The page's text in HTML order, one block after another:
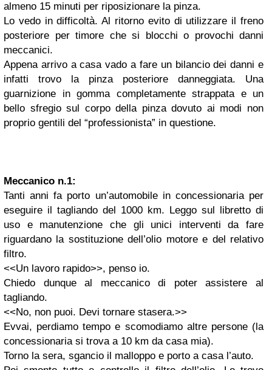
almeno 15 minuti per riposizionare la pinza.
Lo vedo in difficoltà. Al ritorno evito di utilizzare il freno
posteriore per timore che si blocchi o provochi danni
meccanici.
Appena arrivo a casa vado a fare un bilancio dei danni e
infatti trovo la pinza posteriore danneggiata. Una
guarnizione in gomma completamente strappata e un
bello sfregio sul corpo della pinza dovuto ai modi non
proprio gentili del “professionista” in questione.
Meccanico n.1:
Tanti anni fa porto un’automobile in concessionaria per
eseguire il tagliando del 1000 km. Leggo sul libretto di
uso e manutenzione che gli unici interventi da fare
riguardano la sostituzione dell’olio motore e del relativo
filtro.
<<Un lavoro rapido>>, penso io.
Chiedo dunque al meccanico di poter assistere al
tagliando.
<<No, non puoi. Devi tornare stasera.>>
Evvai, perdiamo tempo e scomodiamo altre persone (la
concessionaria si trova a 10 km da casa mia).
Torno la sera, sgancio il malloppo e porto a casa l’auto.